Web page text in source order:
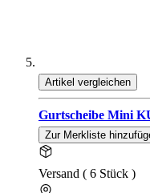
Artikel vergleichen
Gurtscheibe Mini
Zur Merkliste
Versand ( 6 Stück )